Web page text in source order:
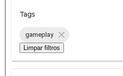
Tags
gameplay
Limpar filtros